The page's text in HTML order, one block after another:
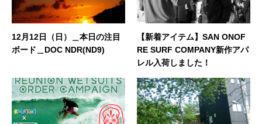
12月12日（日）＿本日の注目
ボード＿DOC NDR(ND9)
【新着アイテム】SAN ONOF
RE SURF COMPANY新作アパ
レル入荷しました！